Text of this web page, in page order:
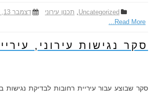
דצמבר 13, 2021 Uncategorized
, תכנון עירוני
Read More...
סקר נגישות עירוני,
סקר שבוצע עבור עיריית רחובות לבדיקת נגישות